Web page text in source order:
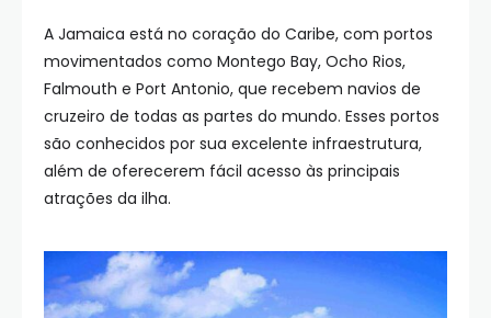
A Jamaica está no coração do Caribe, com portos
movimentados como Montego Bay, Ocho Rios,
Falmouth e Port Antonio, que recebem navios de
cruzeiro de todas as partes do mundo. Esses portos
são conhecidos por sua excelente infraestrutura,
além de oferecerem fácil acesso às principais
atrações da ilha.